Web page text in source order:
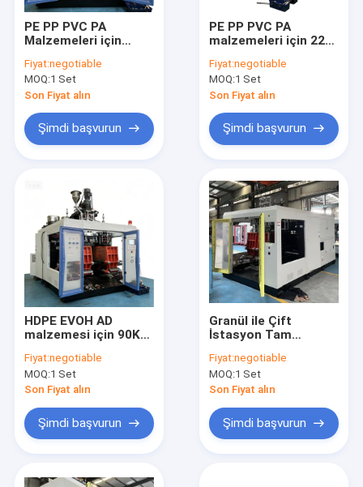
PE PP PVC PA
Malzemeleri için
Ekranlı 50 Kg/saat -
1000 Kg/saat
Ekstrüzyon Kalıplama
Makinesi
Fiyat:negotiable
MOQ:1 Set
Son Fiyat alın
Şimdi başvurun
PE PP PVC PA
malzemeleri için 220-
vuruşları ile
ekstrüzyon kalıplama
makinesi 50 Kg/h -
1000 Kg/h çıkış
sağlar
Fiyat:negotiable
MOQ:1 Set
Son Fiyat alın
Şimdi başvurun
HDPE EVOH AD
malzemesi için 90KN
ve 220-620MM plak
açma vuruşları ile
ekstrüzyon kalıplama
Fiyat:negotiable
MOQ:1 Set
Son Fiyat alın
Şimdi başvurun
Granül ile Çift
İstasyon Tam
Makinesi, Plastik Şişe
Üretim Verimliliğini
Artırmak İçin
Fiyat:negotiable
MOQ:1 Set
Son Fiyat alın
Şimdi başvurun